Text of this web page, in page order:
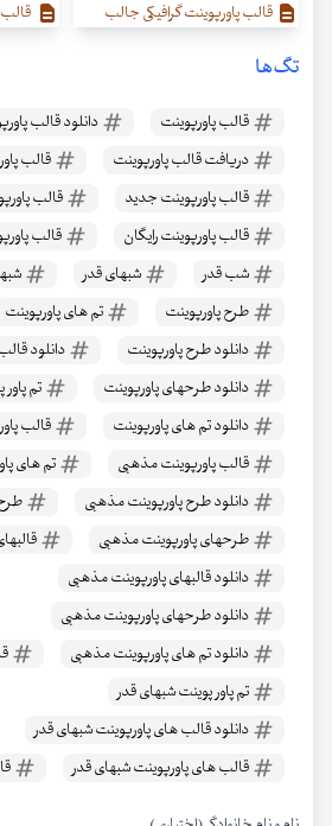
قالب پاورپوینت گرافیکی جالب قالب
تگ‌ها
قالب پاورپوینت
دانلود قالب
دریافت قالب پاورپوینت
قالب
قالب پاورپوینت جدید
قالب
قالب پاورپوینت رایگان
قالب
شب قدر
شبهای قدر
طرح پاورپوینت
تم های پاورپوینت
دانلود طرح پاورپوینت
دانلود
دانلود طرحهای پاورپوینت
تم
دانلود تم های پاورپوینت
قالب
قالب پاورپوینت مذهبی
تم های
دانلود طرح پاورپوینت مذهبی
طرحهای پاورپوینت مذهبی
دانلود قالبهای پاورپوینت مذهبی
دانلود طرحهای پاورپوینت مذهبی
دانلود تم های پاورپوینت مذهبی
تم پاور پوینت شبهای قدر
دانلود قالب های پاورپوینت شبهای قدر
قالب های پاورپوینت شبهای قدر